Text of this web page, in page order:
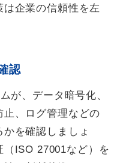
企業の信頼性を左
認
が、データ暗号化、
、ログ管理などの
を確認しましょ
（ISO 27001など）を